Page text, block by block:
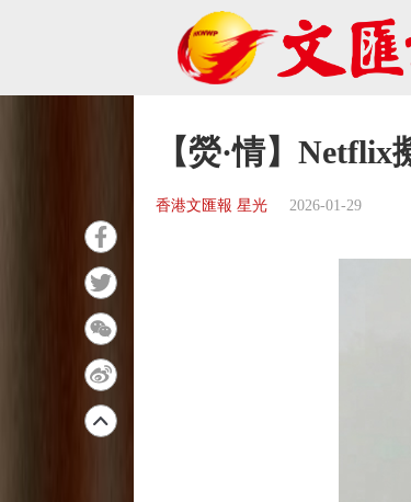
【熒·情】
香港文匯報 星光 2026-01-29